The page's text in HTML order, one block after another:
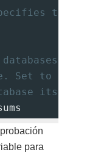
that
databases
Set to a
itself
para